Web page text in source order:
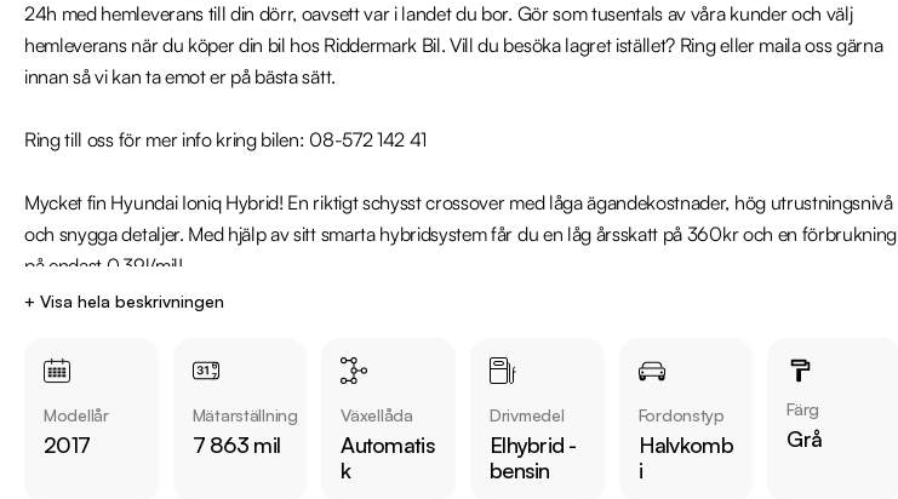
24h med hemleverans till din dörr, oavsett var i landet du bor. Gör som tusentals av våra kunder och välj
hemleverans när du köper din bil hos Riddermark Bil. Vill du besöka lagret istället? Ring eller maila oss gärna
innan så vi kan ta emot er på bästa sätt.
Ring till oss för mer info kring bilen: 08-572 142 41
Mycket fin Hyundai Ioniq Hybrid! En riktigt schysst crossover med låga ägandekostnader, hög utrustningsnivå
och snygga detaljer. Med hjälp av sitt smarta hybridsystem får du en låg årsskatt på 360kr och en förbrukning
på endast 0,39l/mil!
Premium paket, Motor & kupévärmare, Skinnklädsel, Elstol förare med minne, Multifunktionsratt, Rattvärme,
Adaptiv farthållare, Lane assist, Döda vinkel varnare, Backkamera, Navigation, LED-strålkastare, Sätesvärme
fram/bak, Välservad och mycket mer!
Jämför denna bil med någon av våra andra Hyundai Ioniq i lager. Se våra bilar på
+ Visa hela beskrivningen
Modellår
2017
Mätarställning
7 863 mil
Växellåda
Automatis
k
Drivmedel
Elhybrid -
bensin
Fordonstyp
Halvkomb
i
Färg
Grå